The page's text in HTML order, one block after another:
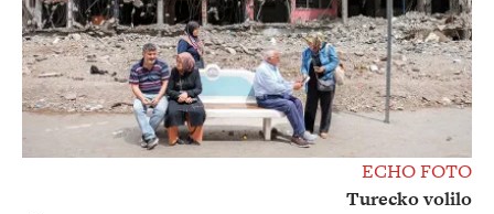
ECHO FOTO
Turecko volilo